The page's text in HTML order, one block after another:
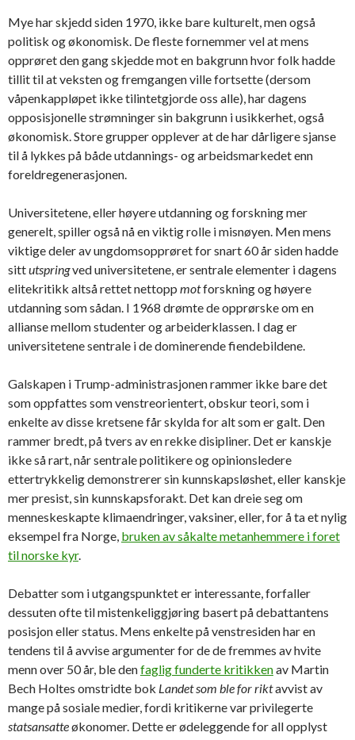
Mye har skjedd siden 1970, ikke bare kulturelt, men også
politisk og økonomisk. De fleste fornemmer vel at mens
opprøret den gang skjedde mot en bakgrunn hvor folk hadde
tillit til at veksten og fremgangen ville fortsette (dersom
våpenkappløpet ikke tilintetgjorde oss alle), har dagens
opposisjonelle strømninger sin bakgrunn i usikkerhet, også
økonomisk. Store grupper opplever at de har dårligere sjanse
til å lykkes på både utdannings- og arbeidsmarkedet enn
foreldregenerasjonen.
Universitetene, eller høyere utdanning og forskning mer
generelt, spiller også nå en viktig rolle i misnøyen. Men mens
viktige deler av ungdomsopprøret for snart 60 år siden hadde
sittutspringved universitetene, er sentrale elementer i dagens
elitekritikk altså rettet nettopp motforskning og høyere
utdanning som sådan. I 1968 drømte de opprørske om en
allianse mellom studenter og arbeiderklassen. I dag er
universitetene sentrale i de dominerende fiendebildene.
Galskapen i Trump-administrasjonen rammer ikke bare det
som oppfattes som venstreorientert, obskur teori, som i
enkelte av disse kretsene får skylda for alt som er galt. Den
rammer bredt, på tvers av en rekke disipliner. Det er kanskje
ikke så rart, når sentrale politikere og opinionsledere
ettertrykkelig demonstrerer sin kunnskapsløshet, eller kanskje
mer presist, sin kunnskapsforakt. Det kan dreie seg om
menneskeskapte klimaendringer, vaksiner, eller, for å ta et nylig
eksempel fra Norge, bruken av såkalte metanhemmere i foret
til norske kyr.
Debatter som i utgangspunktet er interessante, forfaller
dessuten ofte til mistenkeliggjøring basert på debattantens
posisjon eller status. Mens enkelte på venstresiden har en
tendens til å avvise argumenter for de de fremmes av hvite
menn over 50 år, ble denfaglig funderte kritikkenav Martin
Bech Holtes omstridte bok Landet som ble for riktavvist av
mange på sosiale medier, fordi kritikerne var privilegerte
statsansatteøkonomer. Dette er ødeleggende for all opplyst